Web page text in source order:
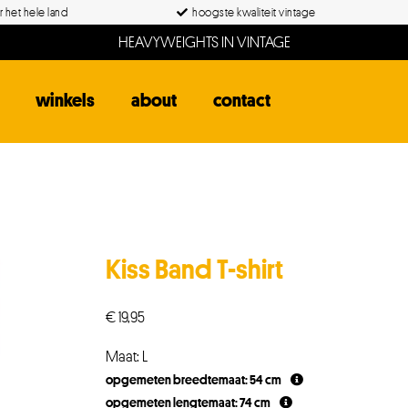
het hele land hoogste kwaliteit vintage
HEAVYWEIGHTS IN VINTAGE
winkels about contact
Kiss Band T-shirt
€19,95
Maat: L
opgemeten breedtemaat: 54 cm
opgemeten lengtemaat: 74 cm